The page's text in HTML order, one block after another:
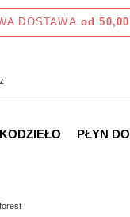
DOSTAWA od 50,00
PŁYN